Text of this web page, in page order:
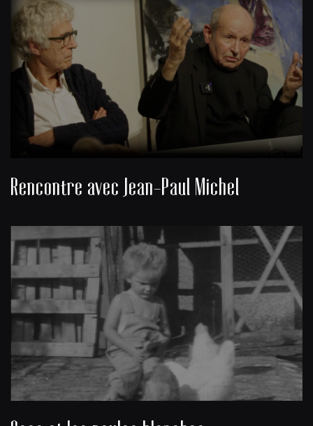
Rencontre avec Jean-Paul Michel